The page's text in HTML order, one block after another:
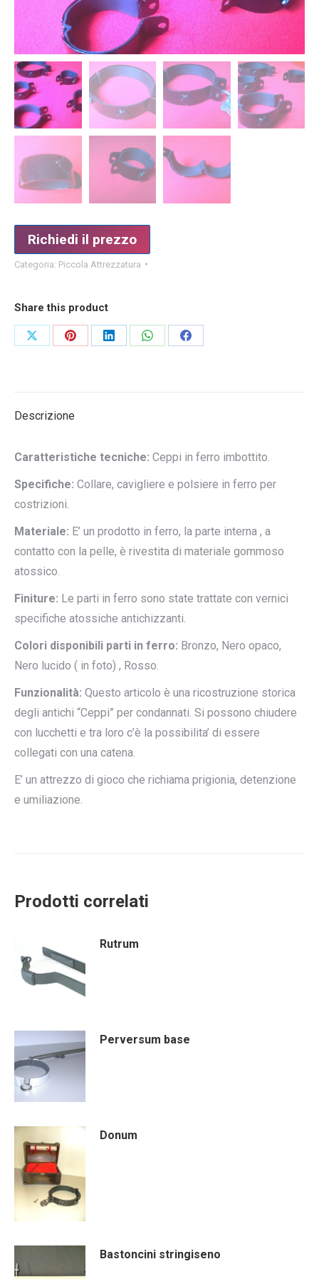
Richiedi il prezzo
Categoria: Piccola Attrezzatura
Share this product
CondividiCondividiCondividiCondividiCondividi
Descrizione
Caratteristiche tecniche: Ceppi in ferro imbottito.
Specifiche: Collare, cavigliere e polsiere in ferro per
costrizioni.
Materiale: E’ un prodotto in ferro, la parte interna , a
contatto con la pelle, è rivestita di materiale gommoso
atossico.
Finiture: Le parti in ferro sono state trattate con vernici
specifiche atossiche antichizzanti.
Colori disponibili parti in ferro: Bronzo, Nero opaco,
Nero lucido ( in foto) , Rosso.
Funzionalità: Questo articolo è una ricostruzione storica
degli antichi “Ceppi” per condannati. Si possono chiudere
con lucchetti e tra loro c’è la possibilita’ di essere
collegati con una catena.
E’ un attrezzo di gioco che richiama prigionia, detenzione
e umiliazione.
Prodotti correlati
Rutrum
Perversum base
Donum
Bastoncini stringiseno